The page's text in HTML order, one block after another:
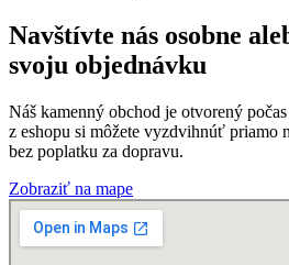
Navštívte nás osobne
svoju objednávku
Náš kamenný obchod je otvorený
z eshopu si môžete vyzdvihnúť priamo
bez poplatku za dopravu.
Zobraziť na mape